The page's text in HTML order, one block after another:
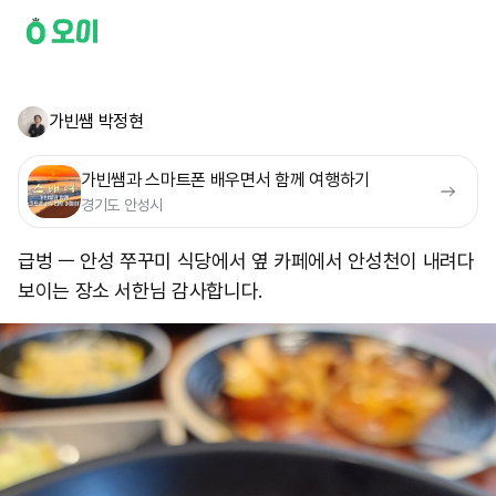
가빈쌤 박정현
가빈쌤과 스마트폰 배우면서 함께 여행하기
경기도 안성시
급벙 ㅡ 안성 쭈꾸미 식당에서 옆 카페에서 안성천이 내려다
보이는 장소 서한님 감사합니다.